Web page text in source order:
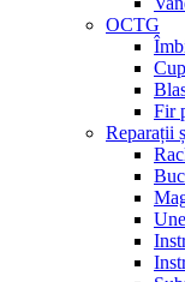
OCTG
Fir
Reparații